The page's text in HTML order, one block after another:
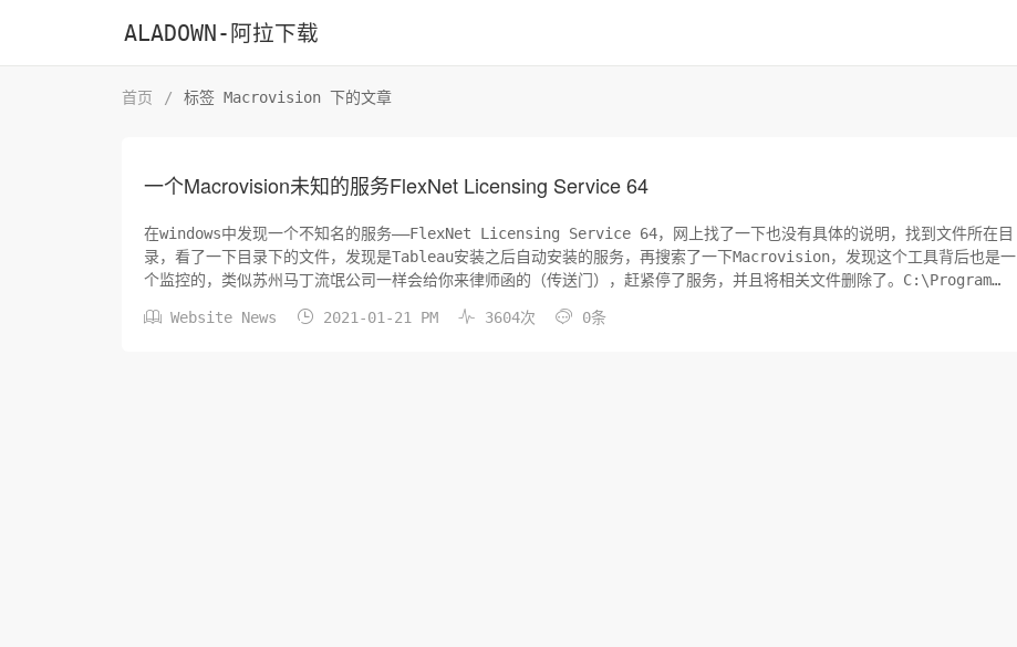
ALADOWN-阿拉下载
首页 / 标签 Macrovision 下的文章
一个Macrovision未知的服务FlexNet Licensing Service 64
在windows中发现一个不知名的服务——FlexNet Licensing Service 64，网上找了一下也没有具体的说明，找到文件所在目
录，看了一下目录下的文件，发现是Tableau安装之后自动安装的服务，再搜索了一下Macrovision，发现这个工具背后也是一
个监控的，类似苏州马丁流氓公司一样会给你来律师函的（传送门），赶紧停了服务，并且将相关文件删除了。C:\Program
 Website News  2021-01-21 PM  3604次  0条